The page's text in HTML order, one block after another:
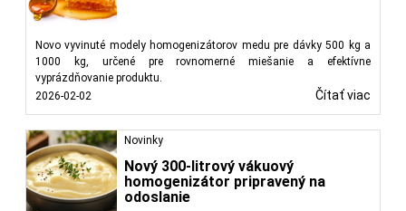
Novo vyvinuté modely homogenizátorov medu pre dávky 500 kg a
1000 kg, určené pre rovnomerné miešanie a efektívne
vyprázdňovanie produktu.
2026-02-02
Čítať viac
Novinky
Nový 300-litrový vákuový
homogenizátor pripravený na
odoslanie